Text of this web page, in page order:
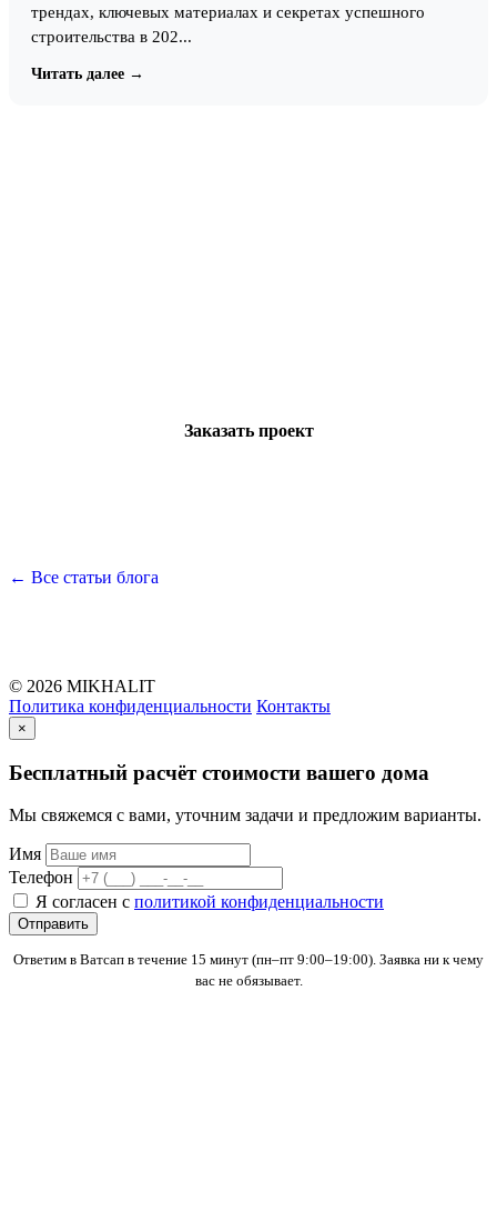
трендах, ключевых материалах и секретах успешного
строительства в 202...
Читать далее →
Заказать проект
← Все статьи блога
© 2026 MIKHALIT
Политика конфиденциальности Контакты
×
Бесплатный расчёт стоимости вашего дома
Мы свяжемся с вами, уточним задачи и предложим варианты.
Имя
Телефон
Я согласен с политикой конфиденциальности
Отправить
Ответим в Ватсап в течение 15 минут (пн–пт 9:00–19:00). Заявка ни к чему
вас не обязывает.